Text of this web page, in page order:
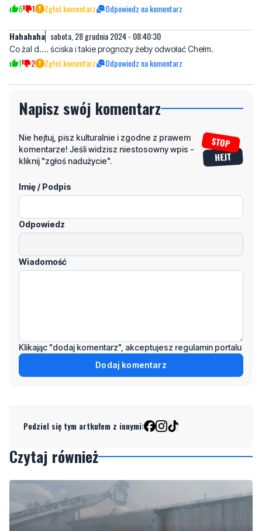
Co żal d.... ściska i takie prognozy żeby odwołać Chełm.
Napisz swój komentarz
komentarze! Jeśli widzisz niestosowny wpis -
kliknij "zgłoś nadużycie".
Imię / Podpis
Odpowiedz
Wiadomość